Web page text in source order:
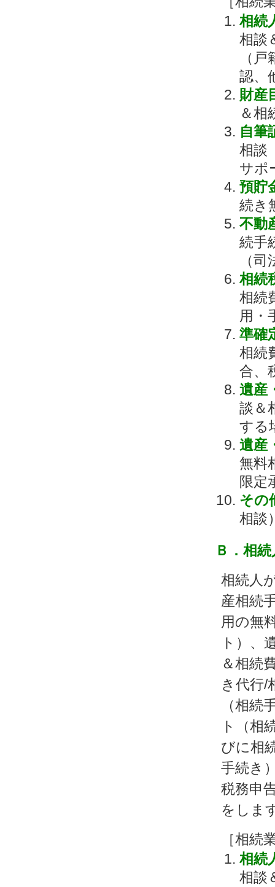
相続
相談
（
認、
財産
＆相
自筆
相談
サポ
預貯
続き
不動
続手
（
相続
相続
用・
準確
相続
合、
遺産
談＆
する
遺産
無料
限定
その
相談
Ｂ．相
相続人
産相続
用の無
ト）、
＆相続
き代行/
（相続
ト（相
びに相
手続き
税務申
をしま
［相続
相続
相談